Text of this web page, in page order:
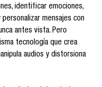
identificar emociones,
mensajes con
antes vista. Pero
tecnología que crea
audios y distorsiona